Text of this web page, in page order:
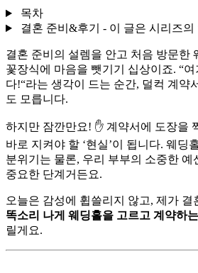
목차
결혼 준비&후기 - 이 글은 시리즈의
결혼 준비의 설렘을 안고 처음 방문한
꽃장식에 마음을 뺏기기 십상이죠. “
다!“라는 생각이 드는 순간, 덜컥 계약
도 모릅니다.
하지만 잠깐만요! ✋ 계약서에 도장을
바로 지켜야 할 ‘현실’이 됩니다. 웨딩
분위기는 물론, 우리 부부의 소중한 예
중요한 단계거든요.
오늘은 감성에 휩쓸리지 않고, 제가
똑소리 나게 웨딩홀을 고르고 계약하
릴게요.